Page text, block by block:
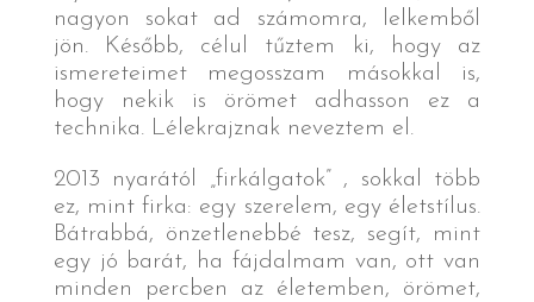
nagyon sokat ad számomra, lelkemből
jön. Később, célul tűztem ki, hogy az
ismereteimet megosszam másokkal is,
hogy nekik is örömet adhasson ez a
technika. Lélekrajznak neveztem el.
2013 nyarától „firkálgatok” , sokkal több
ez, mint firka: egy szerelem, egy életstílus.
Bátrabbá, önzetlenebbé tesz, segít, mint
egy jó barát, ha fájdalmam van, ott van
minden percben az életemben, örömet,